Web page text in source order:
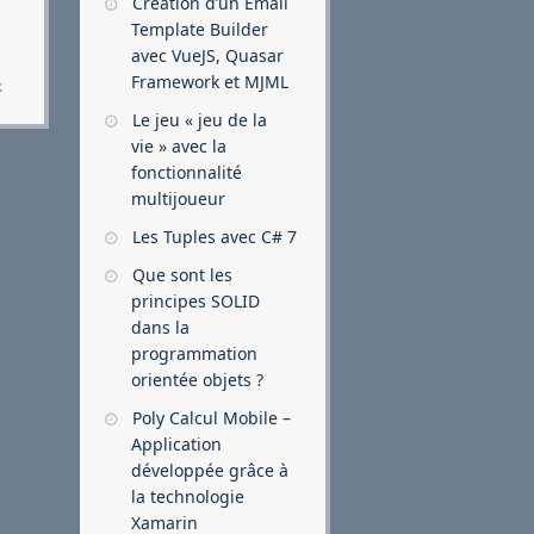
Template Builder
avec VueJS, Quasar
Framework et MJML
Le jeu « jeu de la
vie » avec la
fonctionnalité
multijoueur
Les Tuples avec C# 7
Que sont les
principes SOLID
dans la
programmation
orientée objets ?
Poly Calcul Mobile –
Application
développée grâce à
la technologie
Xamarin